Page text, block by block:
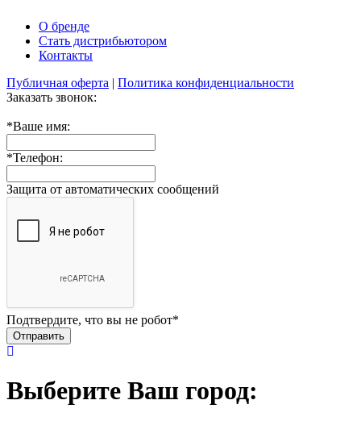
О бренде
Стать дистрибьютором
Контакты
Публичная оферта | Политика конфиденциальности
Заказать звонок:
*Ваше имя:
*Телефон:
Защита от автоматических сообщений
Подтвердите, что вы не робот*
Выберите Ваш город: